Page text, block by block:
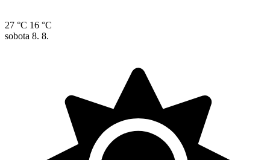
27 °C 16 °C
sobota 8. 8.